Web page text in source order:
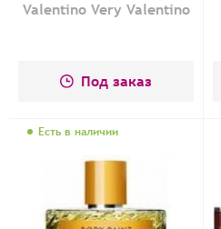
Valentino Very Valentino
Под заказ
Есть в наличии